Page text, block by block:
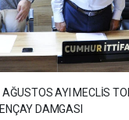
AĞUSTOS AYI MECLİS
DAMGASI